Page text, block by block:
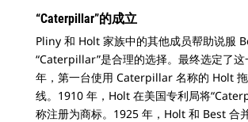
“Caterpillar”的成立
Pliny 和 Holt 家族中的其他成员帮助说服
“Caterpillar”是合理的选择。最终选定了
年，第一台使用 Caterpillar 名称的 Holt
线。1910 年，Holt 在美国专利局将
称注册为商标。1925 年，Holt 和 Best 合